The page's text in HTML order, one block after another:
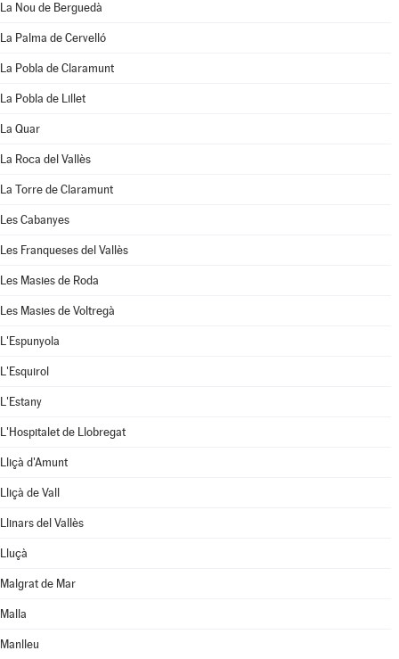
La Nou de Berguedà
La Palma de Cervelló
La Pobla de Claramunt
La Pobla de Lillet
La Quar
La Roca del Vallès
La Torre de Claramunt
Les Cabanyes
Les Franqueses del Vallès
Les Masies de Roda
Les Masies de Voltregà
L'Espunyola
L'Esquirol
L'Estany
L'Hospitalet de Llobregat
Lliçà d'Amunt
Lliçà de Vall
Llinars del Vallès
Lluçà
Malgrat de Mar
Malla
Manlleu